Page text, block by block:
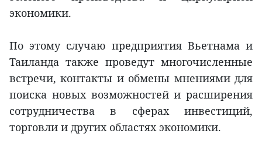
экономики.
По этому случаю предприятия Вьетнама и
Таиланда также проведут многочисленные
встречи, контакты и обмены мнениями для
поиска новых возможностей и расширения
сотрудничества в сферах инвестиций,
торговли и других областях экономики.